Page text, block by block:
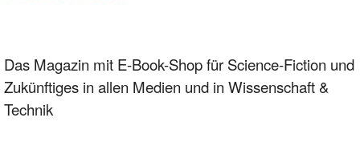
Das Magazin mit E-Book-Shop für Science-Fiction und
Zukünftiges in allen Medien und in Wissenschaft &
Technik